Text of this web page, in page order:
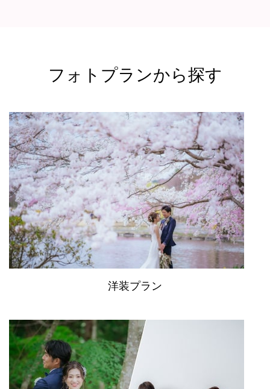
フォトプランから探す
洋装プラン